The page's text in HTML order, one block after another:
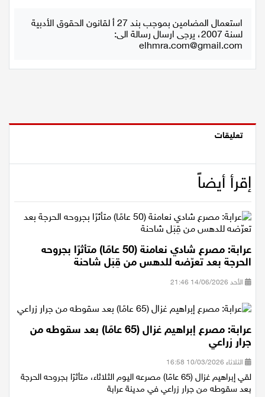
رياضة عالمية
مقالات
مطبخ
صحة وطب
مجلة الحمرا
جمال وازياء
فن
ستوديو انتخابات 2022
استعمال المضامين بموجب بند 27 أ لقانون الحقوق الأدبية
لسنة 2007، يرجى ارسال رسالة الى:
elhmra.com@gmail.com
تعليقات
إقرأ أيضاً
عرابة: مصرع شادي نعامنة (50 عامًا) متأثرًا بجروحه
الحرجة بعد تعرّضه للدهس من قِبَل شاحنة
الأحد 14/06/2026 21:46
عرابة: مصرع إبراهيم غزال (65 عامًا) بعد سقوطه من
جرار زراعي
الثلاثاء 10/03/2026 16:58
لقي إبراهيم غزال (65 عامًا) مصرعه اليوم الثلاثاء، متأثرًا بجروحه الحرجة
بعد سقوطه من جرار زراعي في مدينة عرابة